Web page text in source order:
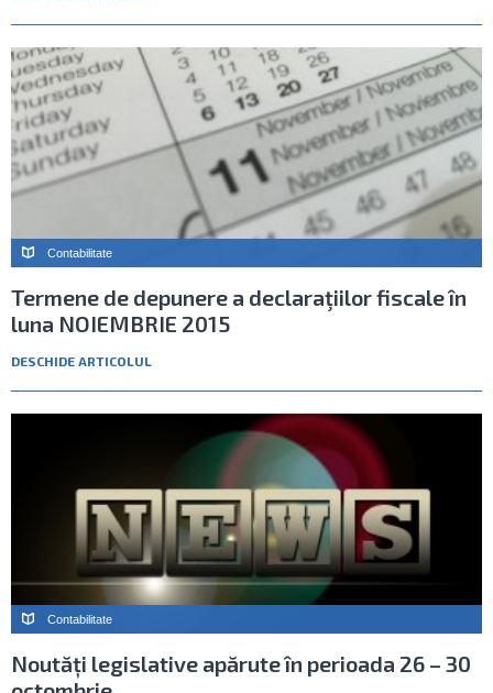
Contabilitate
Termene de depunere a declaraţiilor fiscale în
luna NOIEMBRIE 2015
DESCHIDE ARTICOLUL
Contabilitate
Noutăți legislative apărute în perioada 26 – 30